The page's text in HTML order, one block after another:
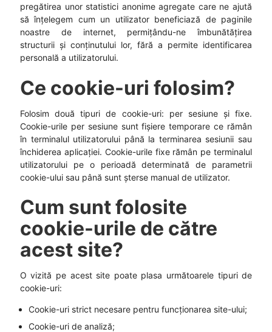
pregătirea unor statistici anonime agregate care ne ajută
să înțelegem cum un utilizator beneficiază de paginile
noastre de internet, permițându-ne îmbunătățirea
structurii și conținutului lor, fără a permite identificarea
personală a utilizatorului.
Ce cookie-uri folosim?
Folosim două tipuri de cookie-uri: per sesiune și fixe.
Cookie-urile per sesiune sunt fișiere temporare ce rămân
în terminalul utilizatorului până la terminarea sesiunii sau
închiderea aplicației. Cookie-urile fixe rămân pe terminalul
utilizatorului pe o perioadă determinată de parametrii
cookie-ului sau până sunt șterse manual de utilizator.
Cum sunt folosite
cookie-urile de către
acest site?
O vizită pe acest site poate plasa următoarele tipuri de
cookie-uri:
Cookie-uri strict necesare pentru funcționarea site-ului;
Cookie-uri de analiză;